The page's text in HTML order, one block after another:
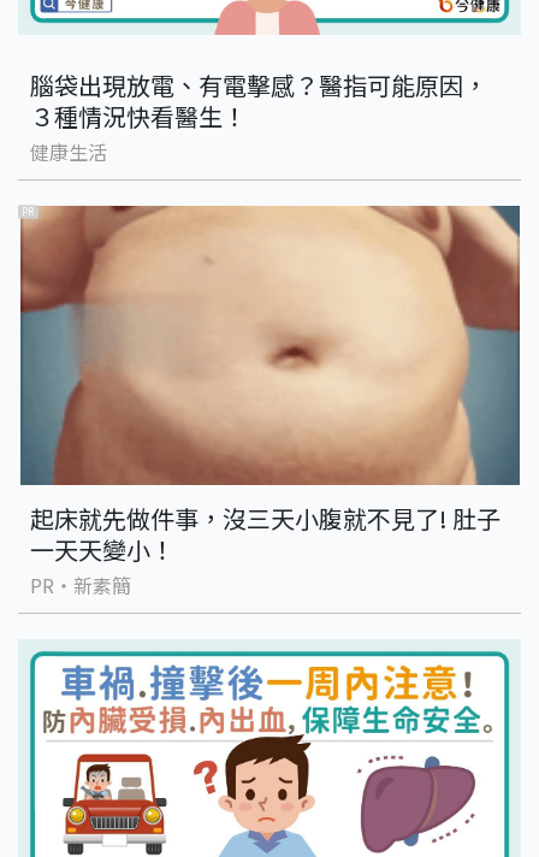
腦袋出現放電、有電擊感？醫指可能原因，
３種情況快看醫生！
健康生活
PR
起床就先做件事，沒三天小腹就不見了! 肚子
一天天變小！
PR・新素簡